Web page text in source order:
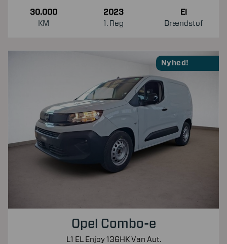
30.000
KM
2023
1. Reg
El
Brændstof
Nyhed!
Opel Combo-e
L1 EL Enjoy 136HK Van Aut.